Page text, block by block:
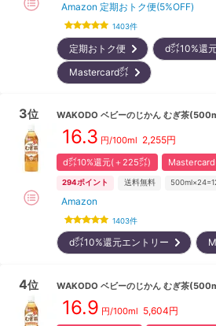
Amazon 定期おトク便(5%OFF)
1403件
定期おトク便
d㌽10%還
Mastercard㌽
3位 WAKODO ベビーのじかん むぎ茶
16.3 円/100ml 2,255円
d㌽10%還元(＋225㌽)
294ポイント 送料無料
Amazon
1403件
d㌽10%還元エントリー
4位 WAKODO ベビーのじかん むぎ茶
16.9 円/100ml 5,604円